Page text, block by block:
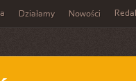
Działamy Nowości